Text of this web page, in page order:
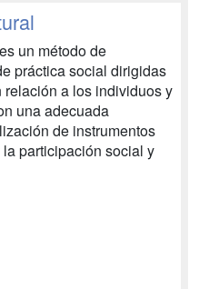
un método de
práctica social dirigidas
relación a los individuos y
una adecuada
de instrumentos
participación social y